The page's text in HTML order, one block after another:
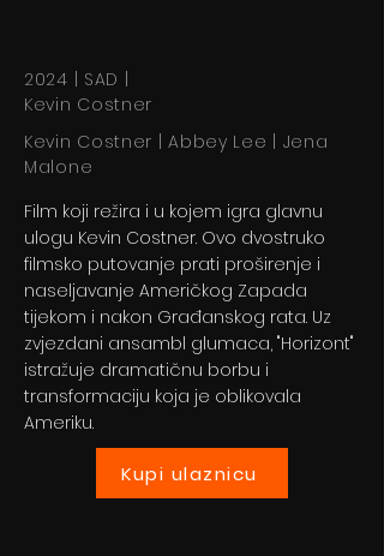
2024 | SAD |
Kevin Costner
Kevin Costner | Abbey Lee | Jena
Malone
Film koji režira i u kojem igra glavnu
ulogu Kevin Costner. Ovo dvostruko
filmsko putovanje prati proširenje i
naseljavanje Američkog Zapada
tijekom i nakon Građanskog rata. Uz
zvjezdani ansambl glumaca, "Horizont"
istražuje dramatičnu borbu i
transformaciju koja je oblikovala
Ameriku.
Kupi ulaznicu